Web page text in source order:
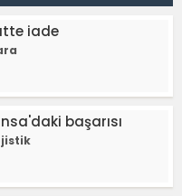
iade
başarısı